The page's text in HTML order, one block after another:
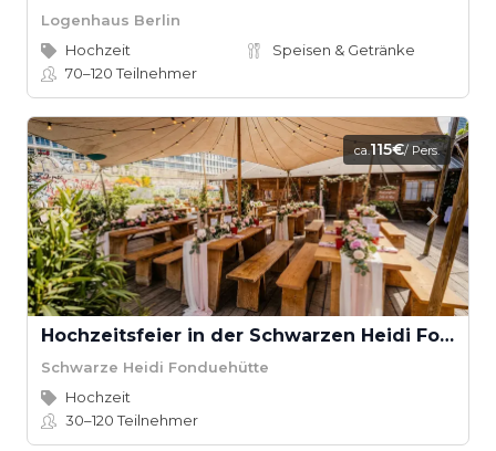
Logenhaus Berlin
Hochzeit
Speisen & Getränke
70–120Teilnehmer
ca.115€/ Pers.
Hochzeitsfeier in der Schwarzen Heidi Fonduehütte
Schwarze Heidi Fonduehütte
Hochzeit
30–120Teilnehmer